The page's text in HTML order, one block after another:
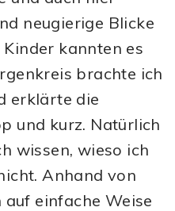
neugierige Blicke
kannten es
brachte ich
erklärte die
und kurz. Natürlich
wissen, wieso ich
Anhand von
einfache Weise